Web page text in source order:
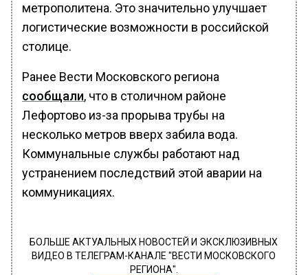
метрополитена. Это значительно улучшает
логистические возможности в российской
столице.
Ранее Вести Московского региона
сообщали, что в столичном районе
Лефортово из-за прорыва трубы на
несколько метров вверх забила вода.
Коммунальные службы работают над
устранением последствий этой аварии на
коммуникациях.
БОЛЬШЕ АКТУАЛЬНЫХ НОВОСТЕЙ И ЭКСКЛЮЗИВНЫХ
ВИДЕО В ТЕЛЕГРАМ-КАНАЛЕ "ВЕСТИ МОСКОВСКОГО
РЕГИОНА".